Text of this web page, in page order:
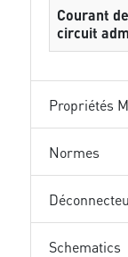
Courant
circuit
Propriétés
Normes
Schematics